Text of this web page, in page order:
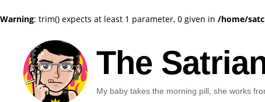
Warning: trim() expects at least 1 parameter, 0 given in /home/
The
My baby takes the morning pill, she works